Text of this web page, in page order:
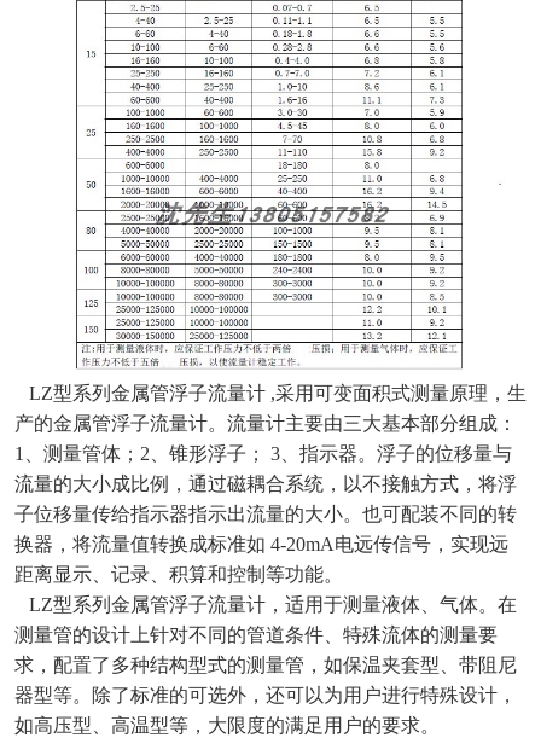
LZ型系列金属管浮子流量计 ,采用可变面积式测量原理，生
产的金属管浮子流量计。流量计主要由三大基本部分组成：
1、测量管体；2、锥形浮子； 3、指示器。浮子的位移量与
流量的大小成比例，通过磁耦合系统，以不接触方式，将浮
子位移量传给指示器指示出流量的大小。也可配装不同的转
换器，将流量值转换成标准如 4-20mA电远传信号，实现远
距离显示、记录、积算和控制等功能。
LZ型系列金属管浮子流量计，适用于测量液体、气体。在
测量管的设计上针对不同的管道条件、特殊流体的测量要
求，配置了多种结构型式的测量管，如保温夹套型、带阻尼
器型等。除了标准的可选外，还可以为用户进行特殊设计，
如高压型、高温型等，大限度的满足用户的要求。